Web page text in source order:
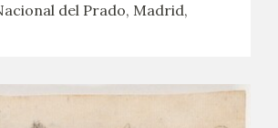
del Prado, Madrid,